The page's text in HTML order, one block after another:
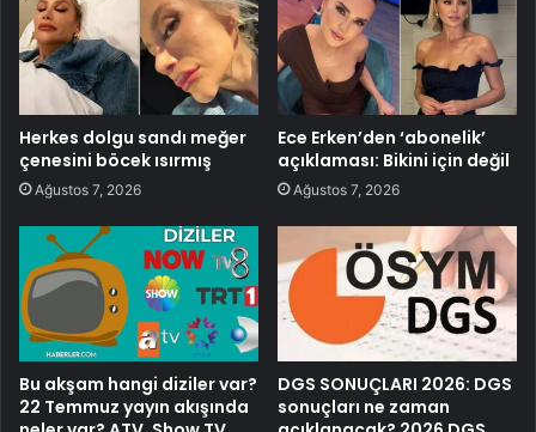
Herkes dolgu sandı meğer
çenesini böcek ısırmış
Ağustos 7, 2026
Ece Erken’den ‘abonelik’
açıklaması: Bikini için değil
Ağustos 7, 2026
Bu akşam hangi diziler var?
22 Temmuz yayın akışında
DGS SONUÇLARI 2026: DGS
sonuçları ne zaman